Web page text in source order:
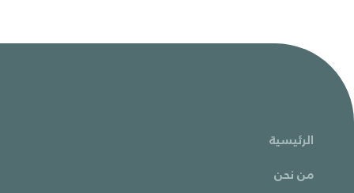
الرئيسية
من نحن